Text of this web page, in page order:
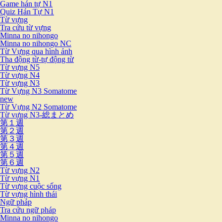
Game hán tự N1
Quiz Hán Tự N1
Từ vựng
Tra cứu từ vựng
Minna no nihongo
Minna no nihongo NC
Từ Vựng qua hình ảnh
Tha động từ-tự động từ
Từ vựng N5
Từ vựng N4
Từ vựng N3
Từ Vựng N3 Somatome
new
Từ Vựng N2 Somatome
Từ vựng N3-総まとめ
第１週
第２週
第３週
第４週
第５週
第６週
Từ vựng N2
Từ vựng N1
Từ vựng cuộc sống
Từ vựng hình thái
Ngữ pháp
Tra cứu ngữ pháp
Minna no nihongo